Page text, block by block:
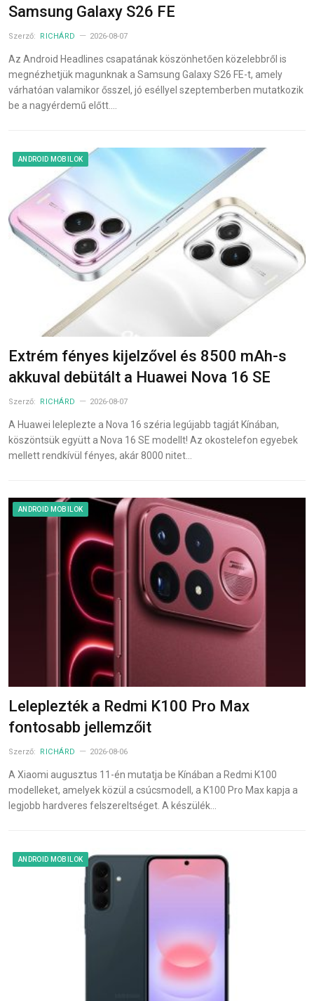
Samsung Galaxy S26 FE
Szerző: RICHÁRD 2026-08-07
Az Android Headlines csapatának köszönhetően közelebbről is
megnézhetjük magunknak a Samsung Galaxy S26 FE-t, amely
várhatóan valamikor ősszel, jó eséllyel szeptemberben mutatkozik
be a nagyérdemű előtt.…
ANDROID MOBILOK
Extrém fényes kijelzővel és 8500 mAh-s
akkuval debütált a Huawei Nova 16 SE
Szerző: RICHÁRD 2026-08-07
A Huawei leleplezte a Nova 16 széria legújabb tagját Kínában,
köszöntsük együtt a Nova 16 SE modellt! Az okostelefon egyebek
mellett rendkívül fényes, akár 8000 nitet…
ANDROID MOBILOK
Leleplezték a Redmi K100 Pro Max
fontosabb jellemzőit
Szerző: RICHÁRD 2026-08-06
A Xiaomi augusztus 11-én mutatja be Kínában a Redmi K100
modelleket, amelyek közül a csúcsmodell, a K100 Pro Max kapja a
legjobb hardveres felszereltséget. A készülék…
ANDROID MOBILOK